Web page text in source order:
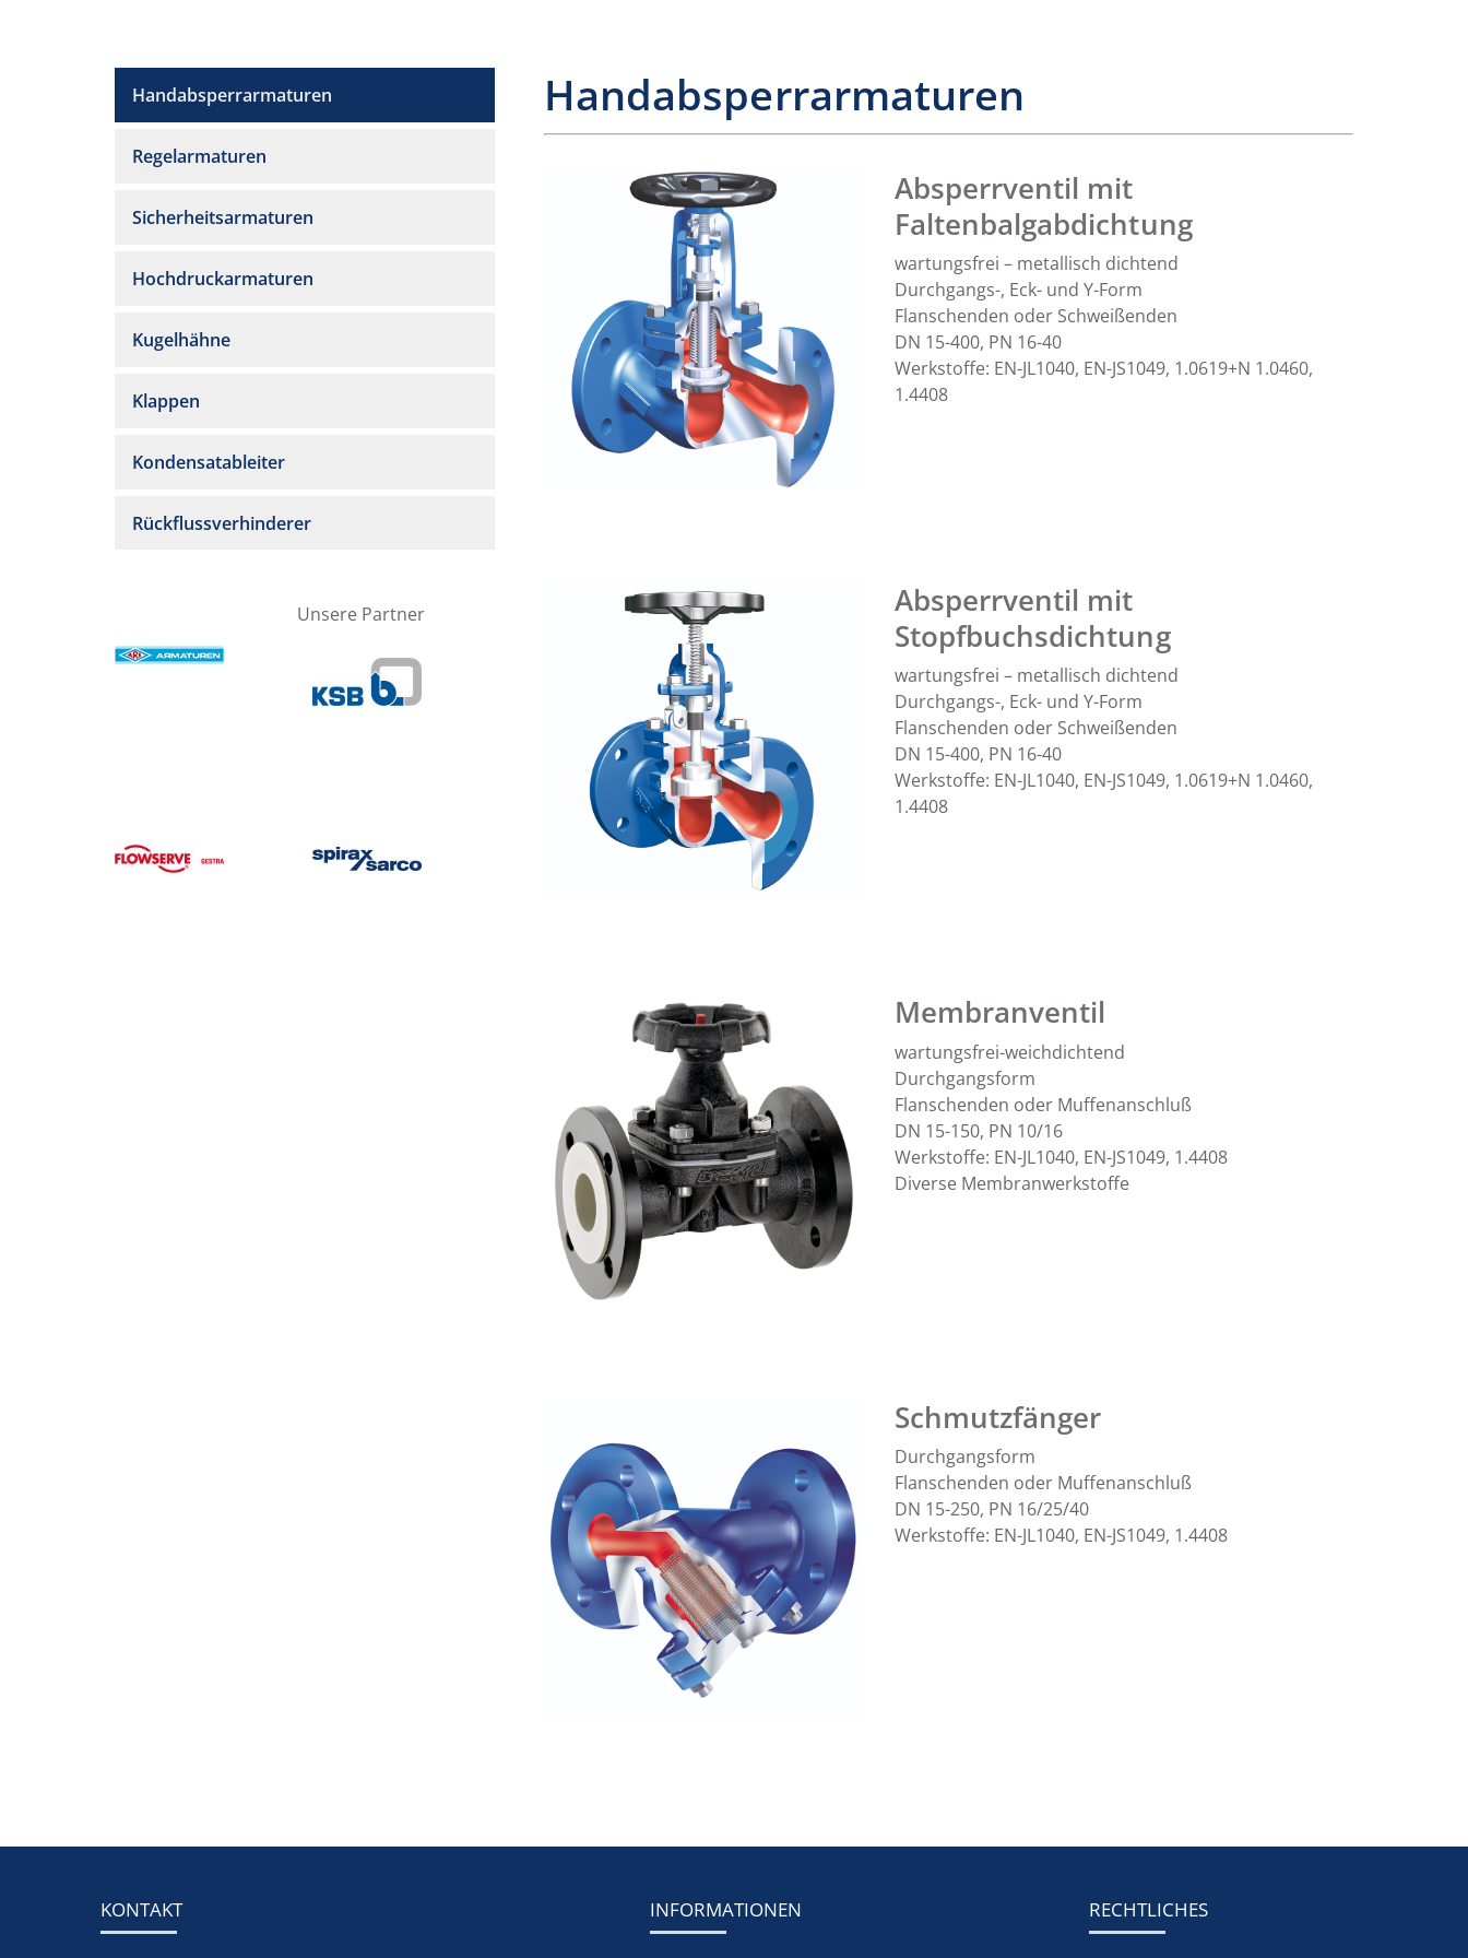
Handabsperrarmaturen
Regelarmaturen
Sicherheitsarmaturen
Hochdruckarmaturen
Kugelhähne
Klappen
Kondensatableiter
Rückflussverhinderer
Unsere Partner
Handabsperrarmaturen
Absperrventil mit
Faltenbalgabdichtung
wartungsfrei – metallisch dichtend
Durchgangs-, Eck- und Y-Form
Flanschenden oder Schweißenden
DN 15-400, PN 16-40
Werkstoffe: EN-JL1040, EN-JS1049, 1.0619+N 1.0460,
1.4408
Absperrventil mit
Stopfbuchsdichtung
wartungsfrei – metallisch dichtend
Durchgangs-, Eck- und Y-Form
Flanschenden oder Schweißenden
DN 15-400, PN 16-40
Werkstoffe: EN-JL1040, EN-JS1049, 1.0619+N 1.0460,
1.4408
Membranventil
wartungsfrei-weichdichtend
Durchgangsform
Flanschenden oder Muffenanschluß
DN 15-150, PN 10/16
Werkstoffe: EN-JL1040, EN-JS1049, 1.4408
Diverse Membranwerkstoffe
Schmutzfänger
Durchgangsform
Flanschenden oder Muffenanschluß
DN 15-250, PN 16/25/40
Werkstoffe: EN-JL1040, EN-JS1049, 1.4408
KONTAKT INFORMATIONEN RECHTLICHES